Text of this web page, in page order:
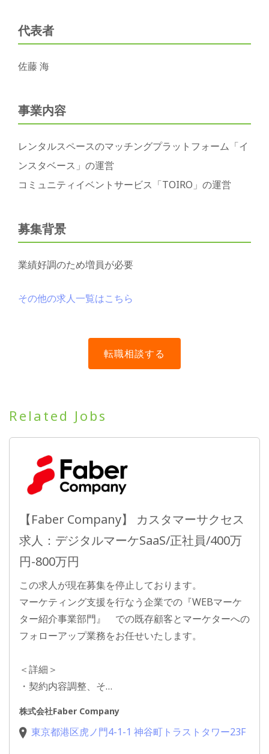
代表者
佐藤 海
事業内容
レンタルスペースのマッチングプラットフォーム「イ
ンスタベース」の運営
コミュニティイベントサービス「TOIRO」の運営
募集背景
業績好調のため増員が必要
その他の求人一覧はこちら
Related Jobs
【Faber Company】 カスタマーサクセス
求人：デジタルマーケSaaS/正社員/400万
円-800万円
この求人が現在募集を停止しております。
マーケティング支援を行なう企業での『WEBマーケ
ター紹介事業部門』 での既存顧客とマーケターへの
フォローアップ業務をお任せいたします。
＜詳細＞
・契約内容調整、そ…
株式会社Faber Company
東京都港区虎ノ門4-1-1 神谷町トラストタワー23F